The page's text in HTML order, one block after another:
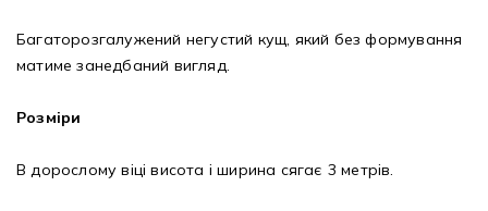
Багаторозгалужений негустий кущ, який без формування
матиме занедбаний вигляд.
Розміри
В дорослому віці висота і ширина сягає 3 метрів.